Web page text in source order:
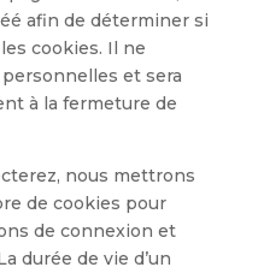
afin de déterminer si
cookies. Il ne
et sera
à la fermeture de
nous mettrons
de cookies pour
de connexion et
durée de vie d’un